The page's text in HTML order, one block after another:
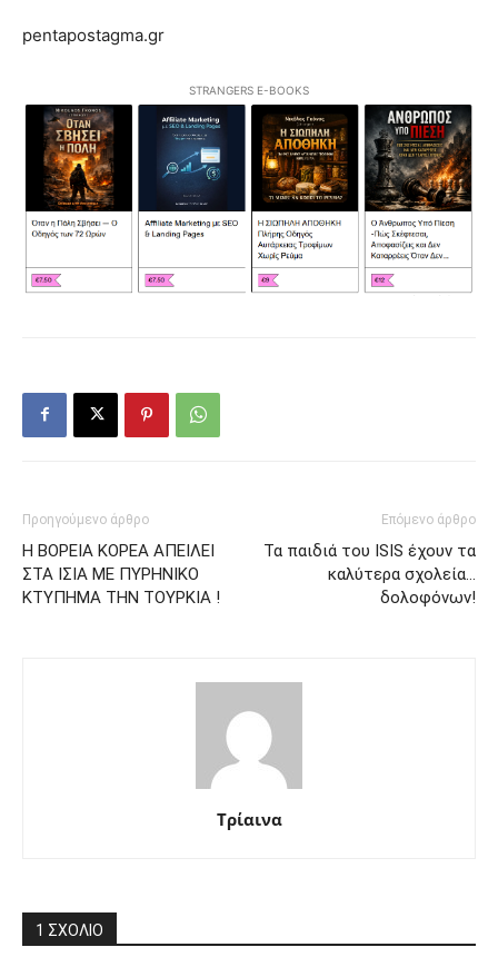
pentapostagma.gr
STRANGERS E-BOOKS
Προηγούμενο άρθρο
H BΟΡΕΙΑ ΚΟΡΕΑ ΑΠΕΙΛΕΙ
ΣΤΑ ΙΣΙΑ ΜΕ ΠΥΡΗΝΙΚΟ
ΚΤΥΠΗΜΑ ΤΗΝ ΤΟΥΡΚΙΑ !
Επόμενο άρθρο
Τα παιδιά του ISIS έχουν τα
καλύτερα σχολεία…
δολοφόνων!
Τρίαινα
1 ΣΧΟΛΙΟ